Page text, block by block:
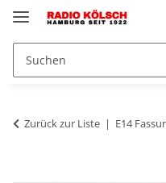
Zurück zur Liste E14